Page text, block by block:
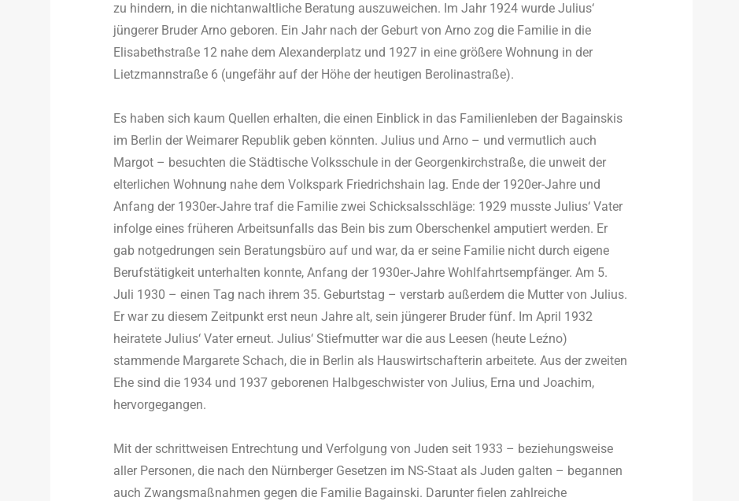
zu hindern, in die nichtanwaltliche Beratung auszuweichen. Im Jahr 1924 wurde Julius‘
jüngerer Bruder Arno geboren. Ein Jahr nach der Geburt von Arno zog die Familie in die
Elisabethstraße 12 nahe dem Alexanderplatz und 1927 in eine größere Wohnung in der
Lietzmannstraße 6 (ungefähr auf der Höhe der heutigen Berolinastraße).
Es haben sich kaum Quellen erhalten, die einen Einblick in das Familienleben der Bagainskis
im Berlin der Weimarer Republik geben könnten. Julius und Arno – und vermutlich auch
Margot – besuchten die Städtische Volksschule in der Georgenkirchstraße, die unweit der
elterlichen Wohnung nahe dem Volkspark Friedrichshain lag. Ende der 1920er-Jahre und
Anfang der 1930er-Jahre traf die Familie zwei Schicksalsschläge: 1929 musste Julius‘ Vater
infolge eines früheren Arbeitsunfalls das Bein bis zum Oberschenkel amputiert werden. Er
gab notgedrungen sein Beratungsbüro auf und war, da er seine Familie nicht durch eigene
Berufstätigkeit unterhalten konnte, Anfang der 1930er-Jahre Wohlfahrtsempfänger. Am 5.
Juli 1930 – einen Tag nach ihrem 35. Geburtstag – verstarb außerdem die Mutter von Julius.
Er war zu diesem Zeitpunkt erst neun Jahre alt, sein jüngerer Bruder fünf. Im April 1932
heiratete Julius‘ Vater erneut. Julius‘ Stiefmutter war die aus Leesen (heute Leźno)
stammende Margarete Schach, die in Berlin als Hauswirtschafterin arbeitete. Aus der zweiten
Ehe sind die 1934 und 1937 geborenen Halbgeschwister von Julius, Erna und Joachim,
hervorgegangen.
Mit der schrittweisen Entrechtung und Verfolgung von Juden seit 1933 – beziehungsweise
aller Personen, die nach den Nürnberger Gesetzen im NS-Staat als Juden galten – begannen
auch Zwangsmaßnahmen gegen die Familie Bagainski. Darunter fielen zahlreiche